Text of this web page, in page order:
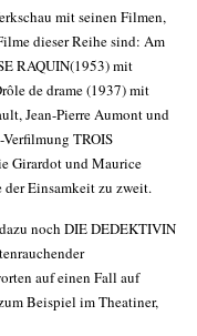
mit seinen Filmen,
dieser Reihe sind: Am
RAQUIN(1953) mit
de drame (1937) mit
Jean-Pierre Aumont und
Verfilmung TROIS
Girardot und Maurice
der Einsamkeit zu zweit.
noch DIE DEDEKTIVIN
auf einen Fall auf
Beispiel im Theatiner,